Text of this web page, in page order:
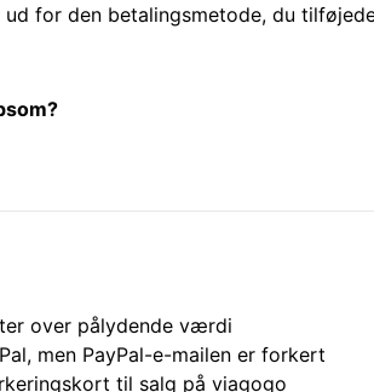
for den betalingsmetode, du
over pålydende værdi
men PayPal-e-mailen er forkert
til salg på viagogo